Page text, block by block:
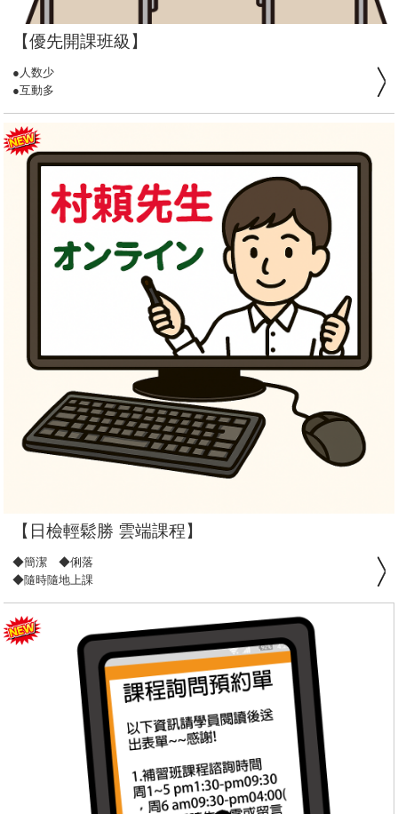
???? 歡迎加入橘日本語的大家庭
在櫻花盛開的日語世界裡，我們一起慢慢走、穩穩學。
【優先開課班級】
●人数少
●互動多
【日檢輕鬆勝 雲端課程】
◆簡潔 ◆俐落
◆隨時隨地上課